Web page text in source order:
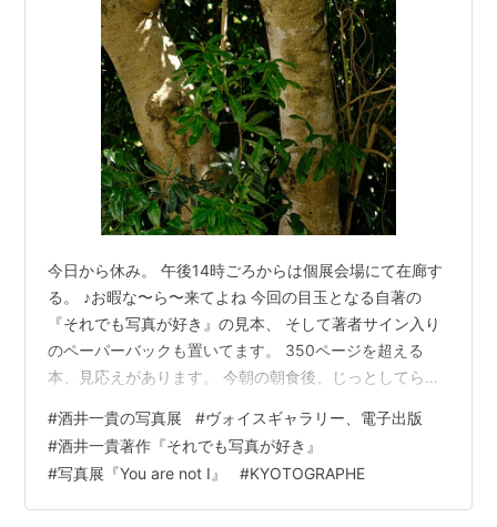
今日から休み。 午後14時ごろからは個展会場にて在廊す
る。 ♪お暇な〜ら〜来てよね 今回の目玉となる自著の
『それでも写真が好き』の見本、 そして著者サイン入り
のペーパーバックも置いてます。 350ページを超える
本、見応えがあります。 今朝の朝食後、じっとしてられ
分目当ての甘い甘いパンとコーヒーで休憩する54歳のお
っさん。 カメラをぶら下げて、1時間半ほど写真を撮りな
がら歩きました。 それにしても、天気がいい。 平和だ。
昨日、仕事が終わって個展会場に1時間ほどの在廊してた
#酒井一貴の写真展 #ヴォイスギャラリー、電子出版
#酒井一貴著作『それでも写真が好き』
#写真展『You are not I』 #KYOTOGRAPHE